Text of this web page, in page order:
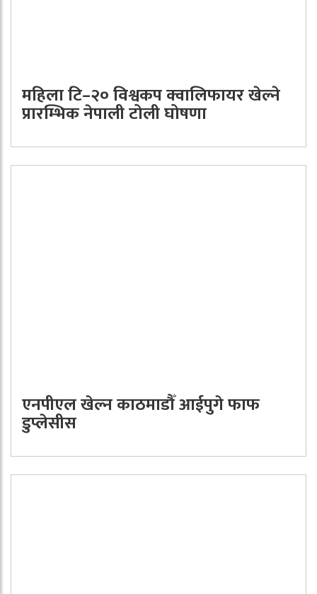
महिला टि–२० विश्वकप क्वालिफायर खेल्ने
प्रारम्भिक नेपाली टोली घोषणा
एनपीएल खेल्न काठमाडौँ आईपुगे फाफ
डुप्लेसीस